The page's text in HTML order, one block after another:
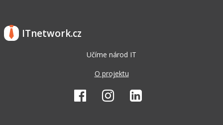
ITnetwork.cz
Učíme národ IT
O projektu